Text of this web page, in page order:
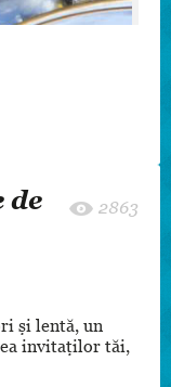
de
2863
și lentă, un
invitaților tăi,